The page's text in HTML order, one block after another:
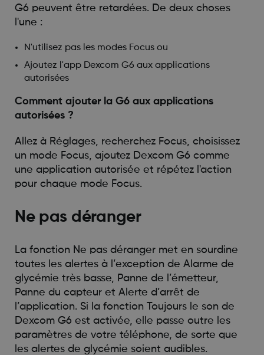
G6 peuvent être retardées. De deux choses
l'une :
N'utilisez pas les modes Focus ou
Ajoutez l'app Dexcom G6 aux applications
autorisées
Comment ajouter la G6 aux applications
autorisées ?
Allez à Réglages, recherchez Focus, choisissez
un mode Focus, ajoutez Dexcom G6 comme
une application autorisée et répétez l'action
pour chaque mode Focus.
Ne pas déranger
La fonction Ne pas déranger met en sourdine
toutes les alertes à l’exception de Alarme de
glycémie très basse, Panne de l’émetteur,
Panne du capteur et Alerte d’arrêt de
l’application. Si la fonction Toujours le son de
Dexcom G6 est activée, elle passe outre les
paramètres de votre téléphone, de sorte que
les alertes de glycémie soient audibles.